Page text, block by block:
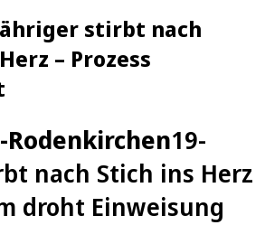
stirbt nach
– Prozess
19-
nach Stich ins Herz
droht Einweisung